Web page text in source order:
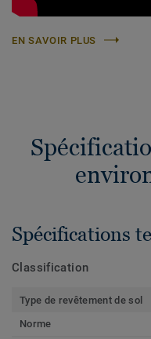
EN SAVOIR PLUS
Spécifications
Classification
Type de revêtement de sol
Norme